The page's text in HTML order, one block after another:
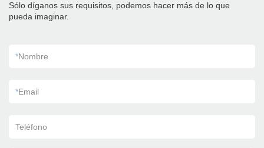
Sólo díganos sus requisitos, podemos hacer más de lo que
pueda imaginar.
*Nombre
*Email
Teléfono